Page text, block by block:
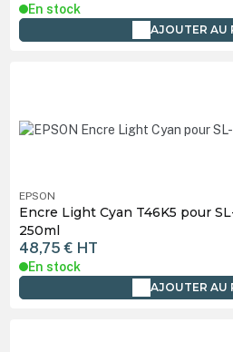
En stock
AJOUTER AU
EPSON
Encre Light Cyan T46K5 pour
250ml
48,75 € HT
En stock
AJOUTER AU